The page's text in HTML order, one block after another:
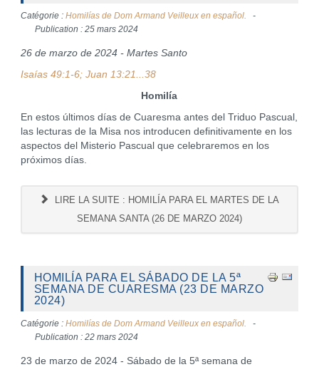
Catégorie : Homilías de Dom Armand Veilleux en español.
Publication : 25 mars 2024
26 de marzo de 2024 - Martes Santo
Isaías 49:1-6; Juan 13:21...38
Homilía
En estos últimos días de Cuaresma antes del Triduo Pascual,
las lecturas de la Misa nos introducen definitivamente en los
aspectos del Misterio Pascual que celebraremos en los
próximos días.
LIRE LA SUITE : HOMILÍA PARA EL MARTES DE LA
SEMANA SANTA (26 DE MARZO 2024)
HOMILÍA PARA EL SÁBADO DE LA 5ª
SEMANA DE CUARESMA (23 DE MARZO
2024)
Catégorie : Homilías de Dom Armand Veilleux en español.
Publication : 22 mars 2024
23 de marzo de 2024 - Sábado de la 5ª semana de